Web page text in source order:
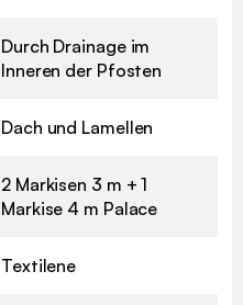
Durch Drainage im
Inneren der Pfosten
Dach und Lamellen
2 Markisen 3 m + 1
Markise 4 m Palace
Textilene